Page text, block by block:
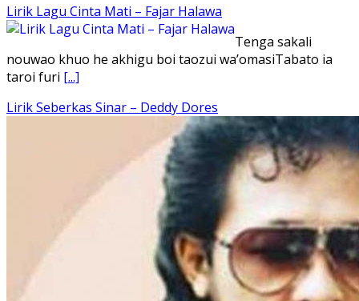
Lirik Lagu Cinta Mati – Fajar Halawa
Tenga sakali
nouwao khuo he akhigu boi taozui wa’omasiTabato ia
taroi furi [...]
Lirik Seberkas Sinar – Deddy Dores